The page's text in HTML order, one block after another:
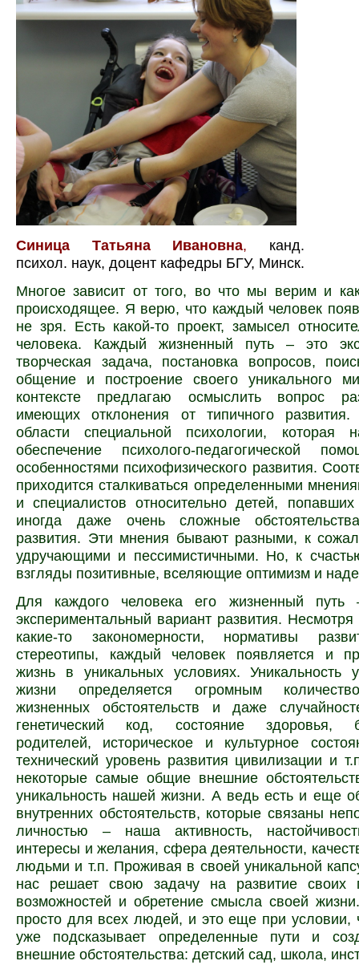
Синица Татьяна Ивановна, канд.
психол. наук, доцент кафедры БГУ, Минск.
Многое зависит от того, во что мы верим и
происходящее. Я верю, что каждый человек
не зря. Есть какой-то проект, замысел
человека. Каждый жизненный путь – это
творческая задача, постановка вопросов,
общение и построение своего уникального
контексте предлагаю осмыслить вопрос
имеющих отклонения от типичного
области специальной психологии, которая
обеспечение психолого-педагогической
особенностями психофизического развития.
приходится сталкиваться определенными
и специалистов относительно детей,
иногда даже очень сложные
развития. Эти мнения бывают разными, к
удручающими и пессимистичными. Но, к
взгляды позитивные, вселяющие оптимизм и
Для каждого человека его жизненный
экспериментальный вариант развития. Несмотря
какие-то закономерности, нормативы
стереотипы, каждый человек появляется и
жизнь в уникальных условиях. Уникальность
жизни определяется огромным
жизненных обстоятельств и даже
генетический код, состояние здоровья,
родителей, историческое и культурное
технический уровень развития цивилизации и
некоторые самые общие внешние
уникальность нашей жизни. А ведь есть и еще
внутренних обстоятельств, которые связаны
личностью – наша активность,
интересы и желания, сфера деятельности,
людьми и т.п. Проживая в своей уникальной
нас решает свою задачу на развитие своих
возможностей и обретение смысла своей
просто для всех людей, и это еще при условии,
уже подсказывает определенные пути и
внешние обстоятельства: детский сад, школа,